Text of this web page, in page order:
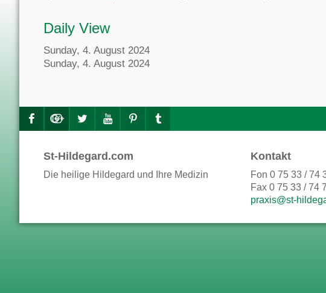
Daily View
Sunday, 4. August 2024
Sunday, 4. August 2024
St-Hildegard.com
Die heilige Hildegard und Ihre Medizin
Kontakt
Fon 0 75 33 / 74
Fax 0 75 33 / 74
praxis@st-